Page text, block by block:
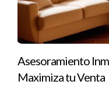
Asesoramiento
Maximiza tu Venta